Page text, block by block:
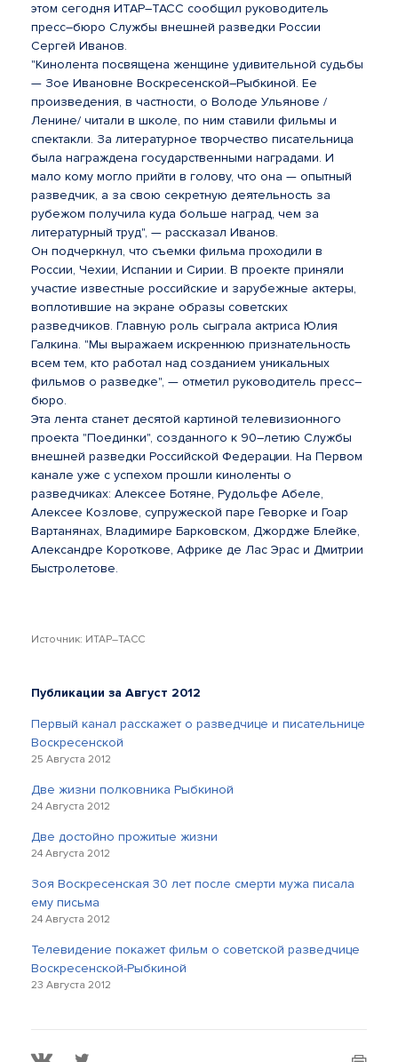
этом сегодня ИТАР–ТАСС сообщил руководитель
пресс–бюро Службы внешней разведки России
Сергей Иванов.
"Кинолента посвящена женщине удивительной судьбы
— Зое Ивановне Воскресенской–Рыбкиной. Ее
произведения, в частности, о Володе Ульянове /
Ленине/ читали в школе, по ним ставили фильмы и
спектакли. За литературное творчество писательница
была награждена государственными наградами. И
мало кому могло прийти в голову, что она — опытный
разведчик, а за свою секретную деятельность за
рубежом получила куда больше наград, чем за
литературный труд", — рассказал Иванов.
Он подчеркнул, что съемки фильма проходили в
России, Чехии, Испании и Сирии. В проекте приняли
участие известные российские и зарубежные актеры,
воплотившие на экране образы советских
разведчиков. Главную роль сыграла актриса Юлия
Галкина. "Мы выражаем искреннюю признательность
всем тем, кто работал над созданием уникальных
фильмов о разведке", — отметил руководитель пресс–
бюро.
Эта лента станет десятой картиной телевизионного
проекта "Поединки", созданного к 90–летию Службы
внешней разведки Российской Федерации. На Первом
канале уже с успехом прошли киноленты о
разведчиках: Алексее Ботяне, Рудольфе Абеле,
Алексее Козлове, супружеской паре Геворке и Гоар
Вартанянах, Владимире Барковском, Джордже Блейке,
Александре Короткове, Африке де Лас Эрас и Дмитрии
Быстролетове.
Источник: ИТАР–ТАСС
Публикации за Август 2012
Первый канал расскажет о разведчице и писательнице
Воскресенской
25 Августа 2012
Две жизни полковника Рыбкиной
24 Августа 2012
Две достойно прожитые жизни
24 Августа 2012
Зоя Воскресенская 30 лет после смерти мужа писала
ему письма
24 Августа 2012
Телевидение покажет фильм о советской разведчице
Воскресенской-Рыбкиной
23 Августа 2012